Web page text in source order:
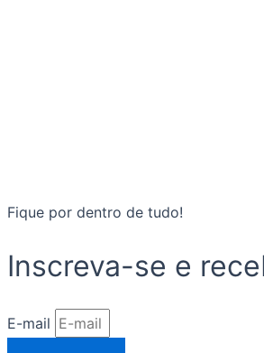
Fique por dentro de tudo!
Inscreva-se e
E-mail